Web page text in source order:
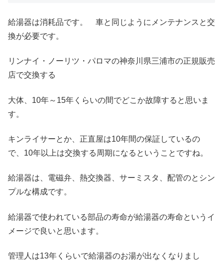
給湯器は消耗品です。 車と同じようにメンテナンスと交
換が必要です。
リンナイ・ノーリツ・パロマの神奈川県三浦市の正規販売
店で交換する
大体、10年～15年くらいの間でどこか故障すると思いま
す。
キンライサーとか、正直屋は10年間の保証しているの
で、10年以上は交換する周期になるということですね。
給湯器は、電磁弁、熱交換器、サーミスタ、配管のとシン
プルな構成です。
給湯器で使われている部品の寿命が給湯器の寿命というイ
メージで良いと思います。
管理人は13年くらいで給湯器のお湯が出なくなりまし